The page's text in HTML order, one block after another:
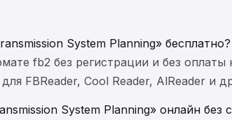
System Planning» бесплатно?
fb2 без регистрации и без
FBReader, Cool Reader, AlReader и
System Planning» онлайн без